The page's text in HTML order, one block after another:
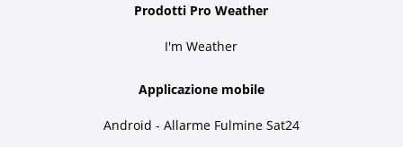
Prodotti Pro Weather
I'm Weather
Applicazione mobile
Android - Allarme Fulmine Sat24